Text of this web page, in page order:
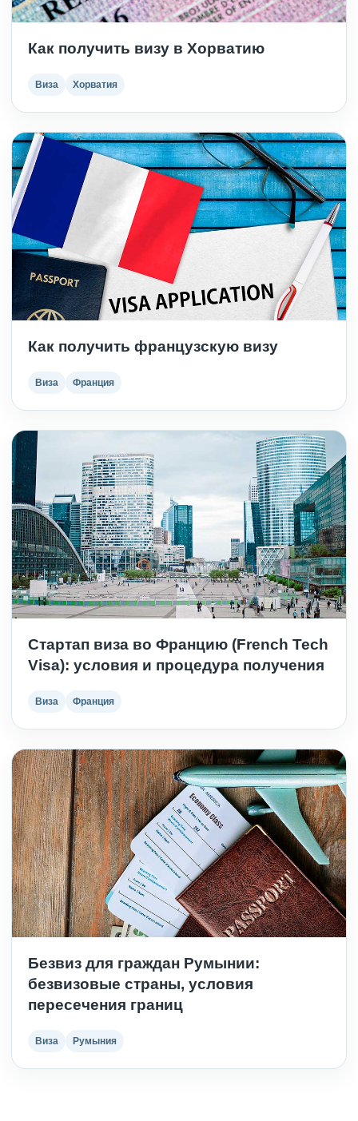
Как получить визу в Хорватию
Виза Хорватия
Как получить французскую визу
Виза Франция
Стартап виза во Францию (French Tech
Visa): условия и процедура получения
Виза Франция
Безвиз для граждан Румынии:
безвизовые страны, условия
пересечения границ
Виза Румыния